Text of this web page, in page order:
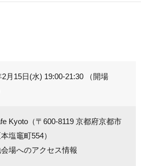
2月15日(水) 19:00-21:30 （開場
Kyoto（〒600-8119 京都府京都市
塩竈町554）
場へのアクセス情報